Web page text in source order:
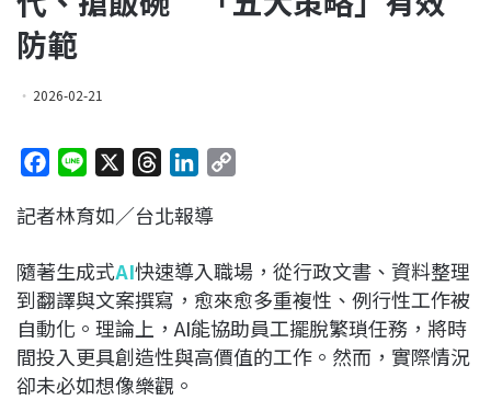
防範
2026-02-21
c
b
o
o
k
n
r
a
d
s
n
e
d
I
n
L
i
n
k
記者林育如／台北報導
隨著生成式AI快速導入職場，從行政文書、資料整理
到翻譯與文案撰寫，愈來愈多重複性、例行性工作被
自動化。理論上，AI能協助員工擺脫繁瑣任務，將時
間投入更具創造性與高價值的工作。然而，實際情況
卻未必如想像樂觀。